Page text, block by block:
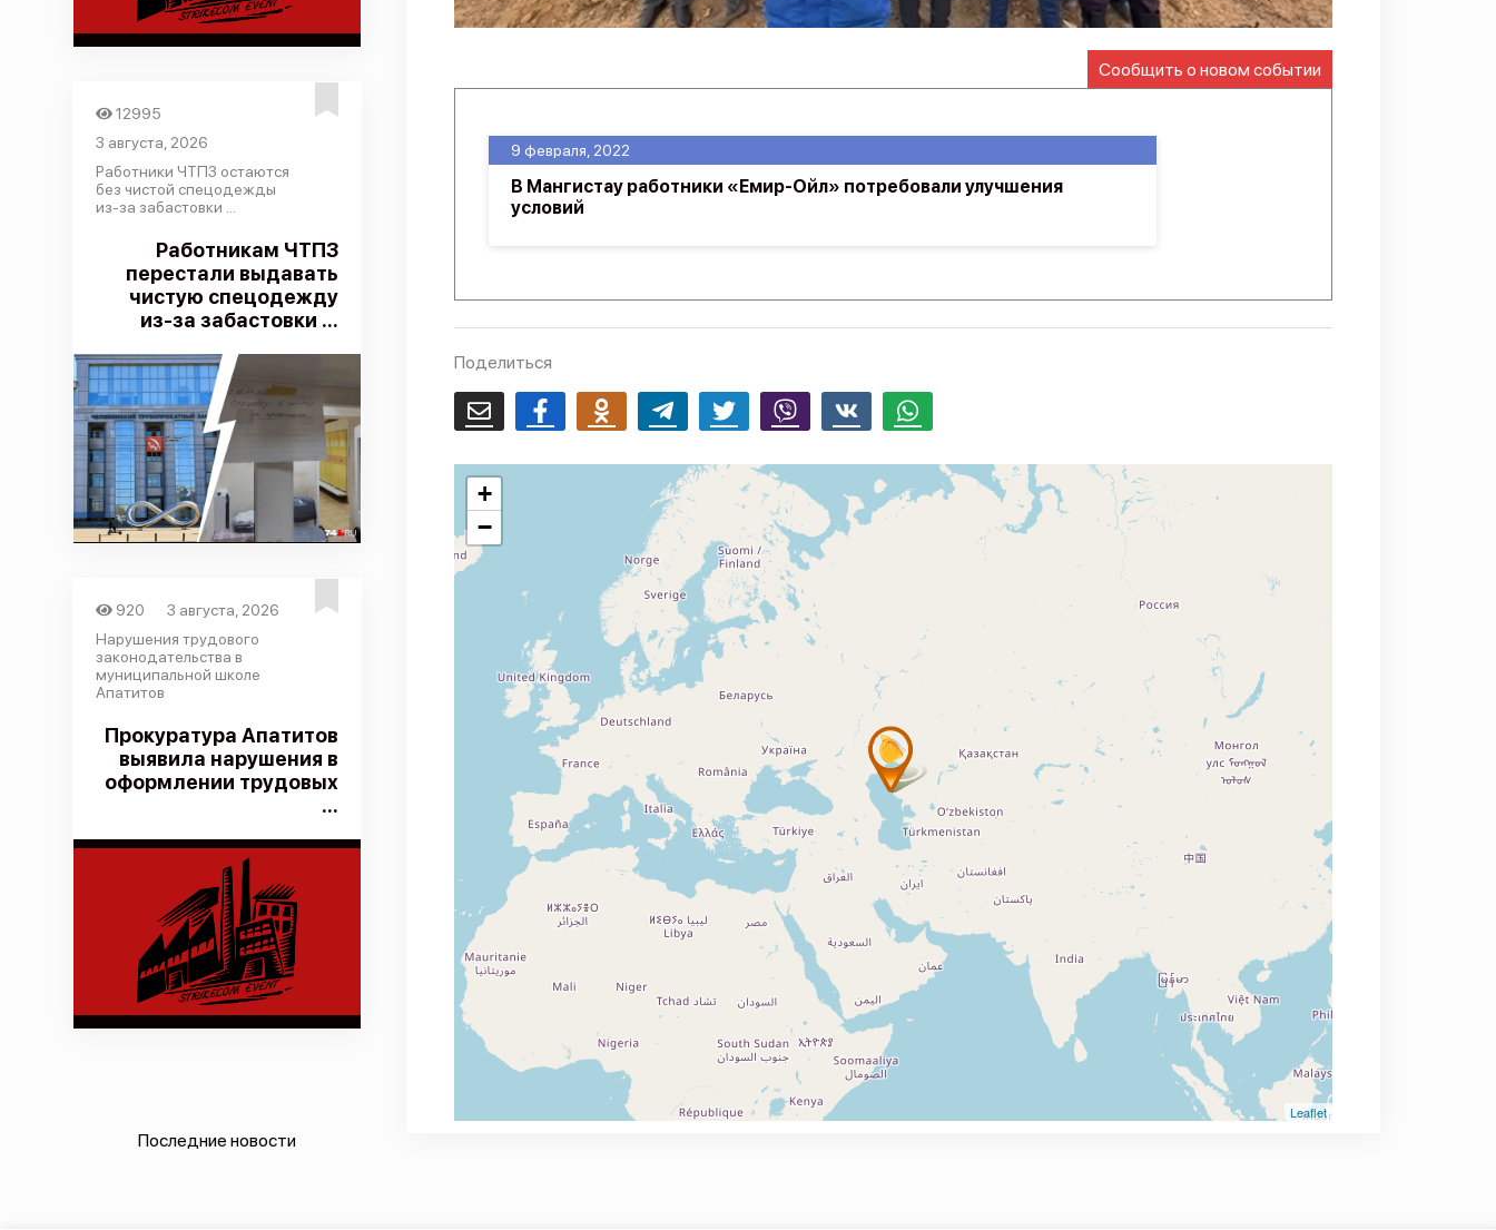
12995
3 августа, 2026
Работники ЧТПЗ остаются
без чистой спецодежды
из-за забастовки ...
Работникам ЧТПЗ
перестали выдавать
чистую спецодежду
из-за забастовки ...
920
3 августа, 2026
Нарушения трудового
законодательства в
муниципальной школе
Апатитов
Прокуратура Апатитов
выявила нарушения в
оформлении трудовых
...
Последние новости
Сообщить о новом событии
9 февраля, 2022
В Мангистау работники «Емир-Ойл» потребовали улучшения
условий
Поделиться
Email FacebookOdnoklassnikiTelegram Twitter Viber Whatsapp
+
−
Leaflet